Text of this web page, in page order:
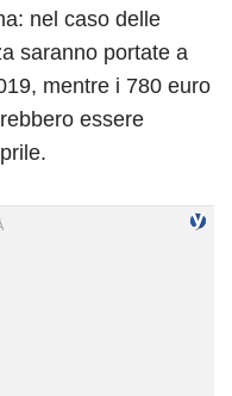
nel caso delle
saranno portate a
mentre i 780 euro
essere